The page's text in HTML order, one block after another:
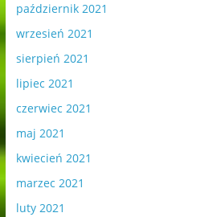
październik 2021
wrzesień 2021
sierpień 2021
lipiec 2021
czerwiec 2021
maj 2021
kwiecień 2021
marzec 2021
luty 2021